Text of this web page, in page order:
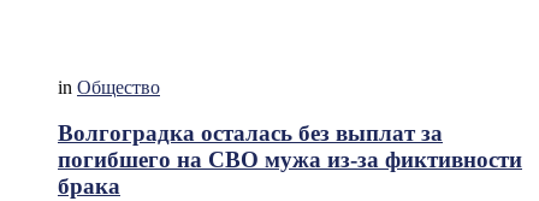
in Общество
Волгоградка осталась без выплат за
погибшего на СВО мужа из-за фиктивности
брака